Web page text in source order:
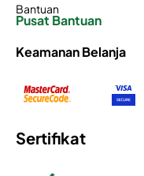
Bantuan
Pusat Bantuan
Keamanan Belanja
Sertifikat